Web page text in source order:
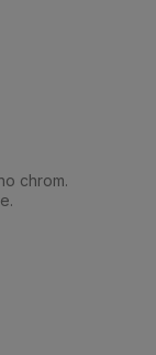
chrom.